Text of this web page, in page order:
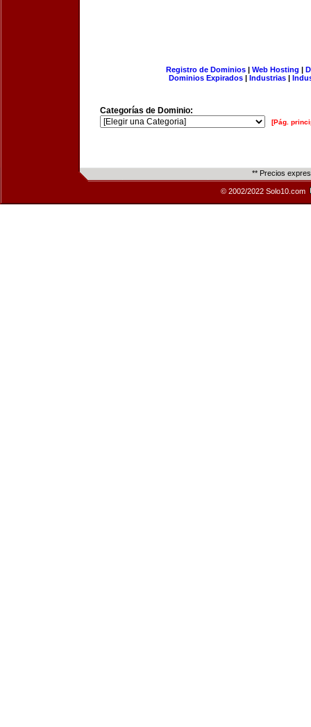
Registro de Dominios| Web Hosting |
Dominios Expirados | Industrias |
Categorías de Dominio:
[Pág.
** Precios
© 2002/2022 Solo10.com